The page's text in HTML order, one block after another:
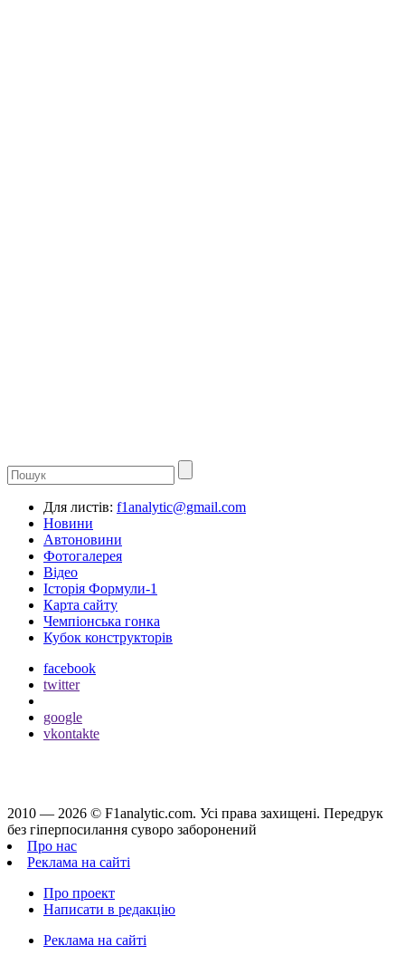
Для листів: f1analytic@gmail.com
Новини
Автоновини
Фотогалерея
Відео
Історія Формули-1
Карта сайту
Чемпіонська гонка
Кубок конструкторів
facebook
twitter
google
vkontakte
2010 — 2026 © F1analytic.com. Усi права захищенi. Передрук
без гіперпосилання суворо заборонений
Про нас
Реклама на сайті
Про проект
Написати в редакцію
Реклама на сайті